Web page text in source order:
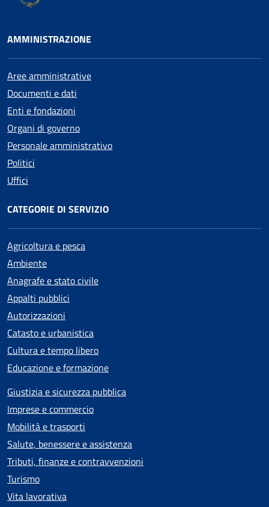
AMMINISTRAZIONE
Aree amministrative
Documenti e dati
Enti e fondazioni
Organi di governo
Personale amministrativo
Politici
Uffici
CATEGORIE DI SERVIZIO
Agricoltura e pesca
Ambiente
Anagrafe e stato civile
Appalti pubblici
Autorizzazioni
Catasto e urbanistica
Cultura e tempo libero
Educazione e formazione
Giustizia e sicurezza pubblica
Imprese e commercio
Mobilità e trasporti
Salute, benessere e assistenza
Tributi, finanze e contravvenzioni
Turismo
Vita lavorativa